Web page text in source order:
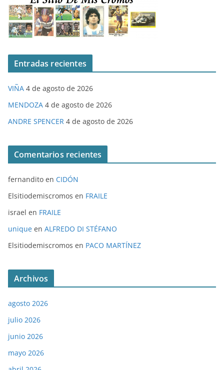
Entradas recientes
VIÑA 4 de agosto de 2026
MENDOZA 4 de agosto de 2026
ANDRE SPENCER 4 de agosto de 2026
Comentarios recientes
fernandito en CIDÓN
Elsitiodemiscromos en FRAILE
israel en FRAILE
unique en ALFREDO DI STÉFANO
Elsitiodemiscromos en PACO MARTÍNEZ
Archivos
agosto 2026
julio 2026
junio 2026
mayo 2026